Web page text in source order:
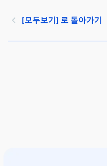
[모두보기] 로 돌아가기